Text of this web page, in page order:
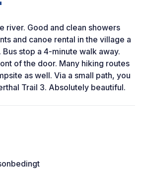
river. Good and clean showers
and canoe rental in the village a
stop a 4-minute walk away.
of the door. Many hiking routes
as well. Via a small path, you
Trail 3. Absolutely beautiful.